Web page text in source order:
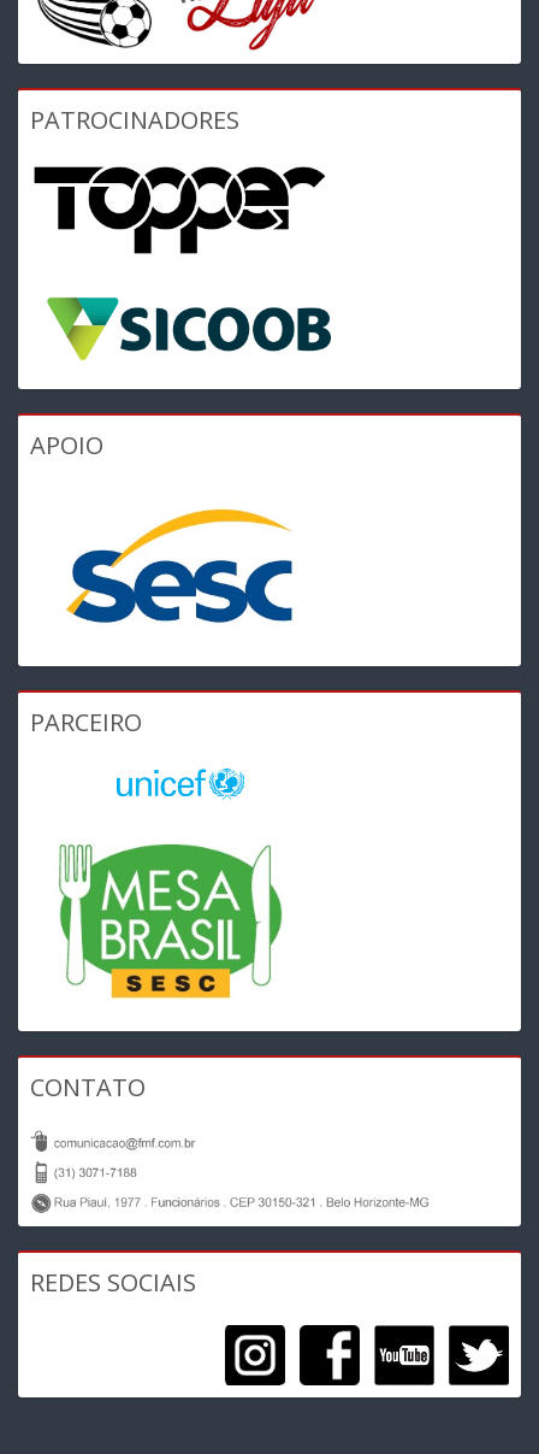
PATROCINADORES
APOIO
PARCEIRO
CONTATO
REDES SOCIAIS